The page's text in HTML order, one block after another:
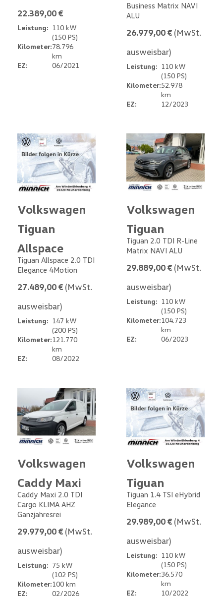
22.389,00 €
Leistung: 110 kW
(150 PS)
Kilometer:78.796
km
EZ:
06/2021
Business Matrix NAVI
ALU
26.979,00 € (MwSt.
ausweisbar)
Leistung: 110 kW
(150 PS)
Kilometer:52.978
km
EZ:
12/2023
Volkswagen
Tiguan
Allspace
Tiguan Allspace 2.0 TDI
Elegance 4Motion
27.489,00 € (MwSt.
ausweisbar)
Leistung: 147 kW
(200 PS)
Kilometer:121.770
km
EZ:
08/2022
Volkswagen
Tiguan
Tiguan 2.0 TDI R-Line
Matrix NAVI ALU
29.889,00 € (MwSt.
ausweisbar)
Leistung: 110 kW
(150 PS)
Kilometer:104.723
km
EZ:
06/2023
Volkswagen
Caddy Maxi
Caddy Maxi 2.0 TDI
Cargo KLIMA AHZ
Ganzjahresrei
29.979,00 € (MwSt.
ausweisbar)
Leistung: 75 kW
(102 PS)
Kilometer:100 km
EZ:
02/2026
Volkswagen
Tiguan
Tiguan 1.4 TSI eHybrid
Elegance
29.989,00 € (MwSt.
ausweisbar)
Leistung: 110 kW
(150 PS)
Kilometer:36.570
km
EZ:
10/2022